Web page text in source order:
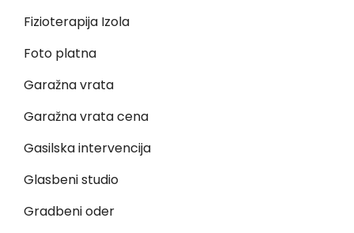
Fizioterapija Izola
Foto platna
Garažna vrata
Garažna vrata cena
Gasilska intervencija
Glasbeni studio
Gradbeni oder